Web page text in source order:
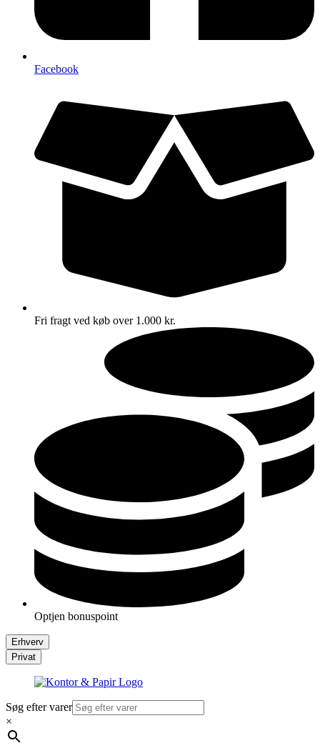
Facebook
Fri fragt ved køb over 1.000 kr.
Optjen bonuspoint
Erhverv
Privat
Søg efter varer
×